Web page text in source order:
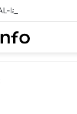
la bağlı FƏRMAN